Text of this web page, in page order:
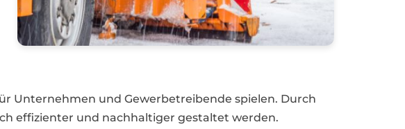
Unternehmen und Gewerbetreibende spielen. Durch
effizienter und nachhaltiger gestaltet werden.